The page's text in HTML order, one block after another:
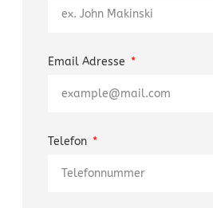
Email Adresse
Telefon